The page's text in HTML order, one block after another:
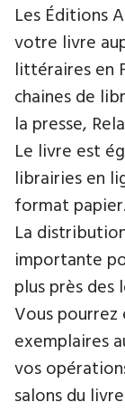
Les Éditions
votre livre
littéraires en
chaines de
la presse,
Le livre est
librairies en
format papier.
La
importante
plus près des
Vous pourrez
exemplaires
vos
salons du